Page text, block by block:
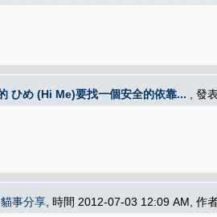
ひめ (Hi Me)要找一個安全的依靠... , 發
貓事分享 , 時間 2012-07-03 12:09 AM, 作